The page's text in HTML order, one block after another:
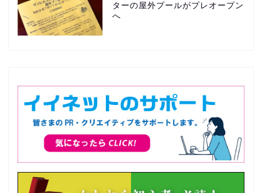
ターの屋外プールがプレオープン
へ